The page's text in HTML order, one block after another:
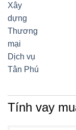
Tính vay